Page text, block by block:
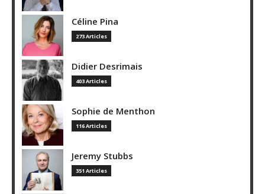
Céline Pina
273 Articles
Didier Desrimais
403 Articles
Sophie de Menthon
116 Articles
Jeremy Stubbs
351 Articles